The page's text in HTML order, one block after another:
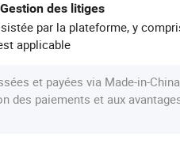
des litiges
par la plateforme, y
applicable
et payées via Made-in-
des paiements et aux